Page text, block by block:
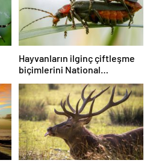
Hayvanların ilginç çiftleşme
biçimlerini National
Geographic görüntüledi.